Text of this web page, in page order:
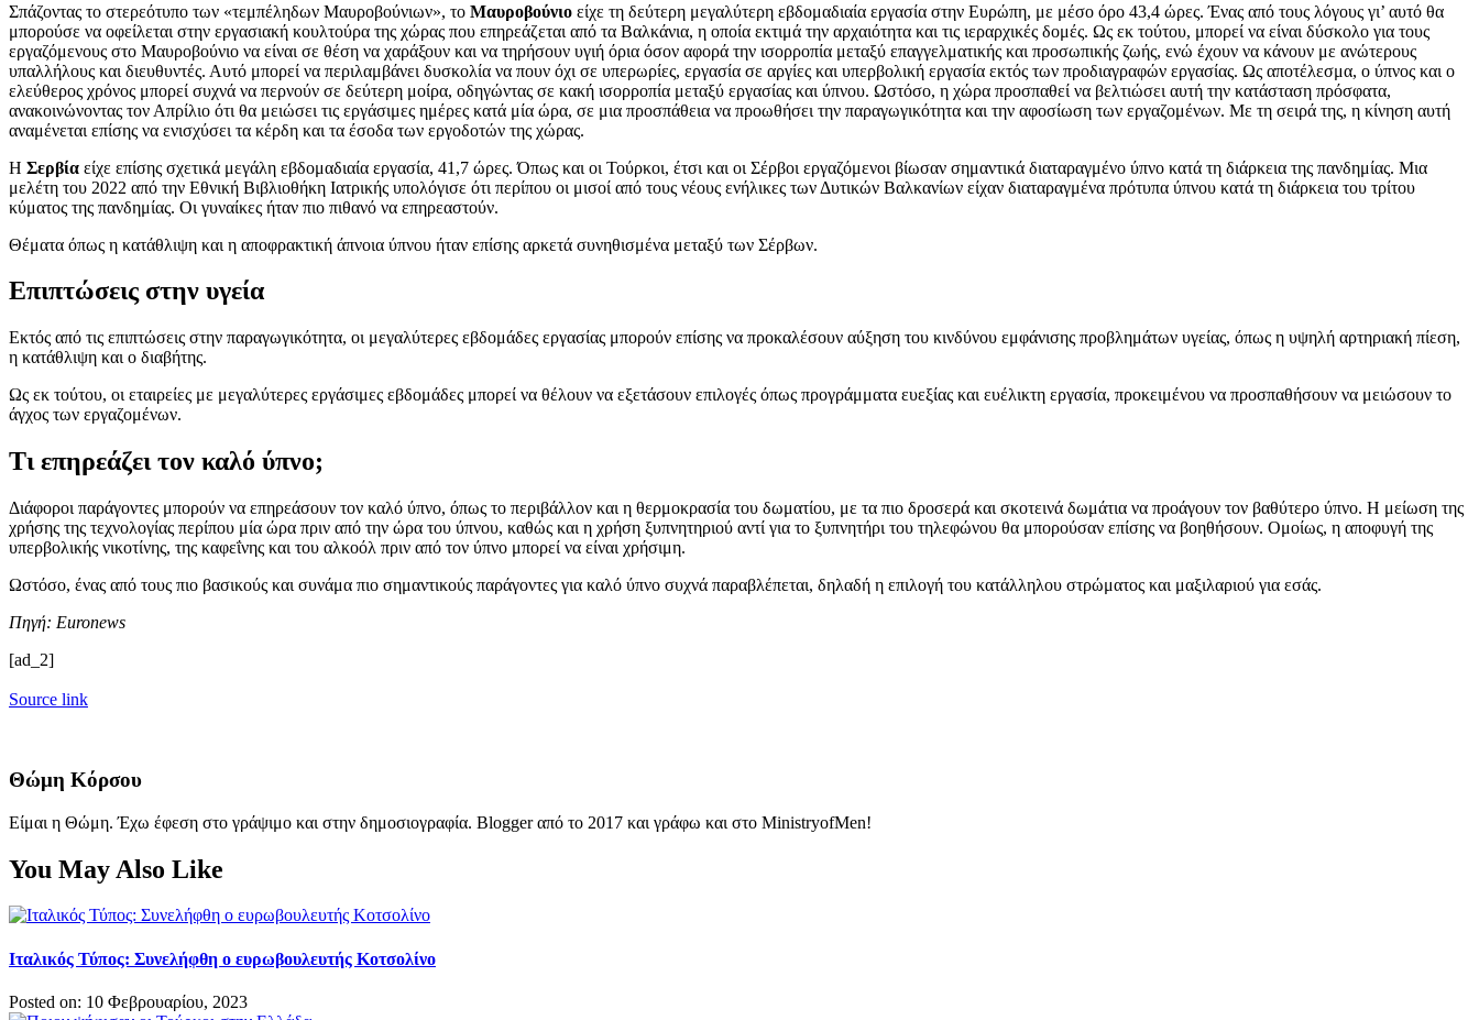
Σπάζοντας το στερεότυπο των «τεμπέληδων Μαυροβούνιων», το Μαυροβούνιο είχε τη δεύτερη μεγαλύτερη εβδομαδιαία εργασία στην Ευρώπη, με μέσο όρο 43,4 ώρες. Ένας από τους λόγους γι’ αυτό θα
μπορούσε να οφείλεται στην εργασιακή κουλτούρα της χώρας που επηρεάζεται από τα Βαλκάνια, η οποία εκτιμά την αρχαιότητα και τις ιεραρχικές δομές. Ως εκ τούτου, μπορεί να είναι δύσκολο για τους
εργαζόμενους στο Μαυροβούνιο να είναι σε θέση να χαράξουν και να τηρήσουν υγιή όρια όσον αφορά την ισορροπία μεταξύ επαγγελματικής και προσωπικής ζωής, ενώ έχουν να κάνουν με ανώτερους
υπαλλήλους και διευθυντές. Αυτό μπορεί να περιλαμβάνει δυσκολία να πουν όχι σε υπερωρίες, εργασία σε αργίες και υπερβολική εργασία εκτός των προδιαγραφών εργασίας. Ως αποτέλεσμα, ο ύπνος και ο
ελεύθερος χρόνος μπορεί συχνά να περνούν σε δεύτερη μοίρα, οδηγώντας σε κακή ισορροπία μεταξύ εργασίας και ύπνου. Ωστόσο, η χώρα προσπαθεί να βελτιώσει αυτή την κατάσταση πρόσφατα,
ανακοινώνοντας τον Απρίλιο ότι θα μειώσει τις εργάσιμες ημέρες κατά μία ώρα, σε μια προσπάθεια να προωθήσει την παραγωγικότητα και την αφοσίωση των εργαζομένων. Με τη σειρά της, η κίνηση αυτή
αναμένεται επίσης να ενισχύσει τα κέρδη και τα έσοδα των εργοδοτών της χώρας.
Η Σερβία είχε επίσης σχετικά μεγάλη εβδομαδιαία εργασία, 41,7 ώρες. Όπως και οι Τούρκοι, έτσι και οι Σέρβοι εργαζόμενοι βίωσαν σημαντικά διαταραγμένο ύπνο κατά τη διάρκεια της πανδημίας. Μια
μελέτη του 2022 από την Εθνική Βιβλιοθήκη Ιατρικής υπολόγισε ότι περίπου οι μισοί από τους νέους ενήλικες των Δυτικών Βαλκανίων είχαν διαταραγμένα πρότυπα ύπνου κατά τη διάρκεια του τρίτου
κύματος της πανδημίας. Οι γυναίκες ήταν πιο πιθανό να επηρεαστούν.
Θέματα όπως η κατάθλιψη και η αποφρακτική άπνοια ύπνου ήταν επίσης αρκετά συνηθισμένα μεταξύ των Σέρβων.
Επιπτώσεις στην υγεία
Εκτός από τις επιπτώσεις στην παραγωγικότητα, οι μεγαλύτερες εβδομάδες εργασίας μπορούν επίσης να προκαλέσουν αύξηση του κινδύνου εμφάνισης προβλημάτων υγείας, όπως η υψηλή αρτηριακή πίεση,
η κατάθλιψη και ο διαβήτης.
Ως εκ τούτου, οι εταιρείες με μεγαλύτερες εργάσιμες εβδομάδες μπορεί να θέλουν να εξετάσουν επιλογές όπως προγράμματα ευεξίας και ευέλικτη εργασία, προκειμένου να προσπαθήσουν να μειώσουν το
άγχος των εργαζομένων.
Τι επηρεάζει τον καλό ύπνο;
Διάφοροι παράγοντες μπορούν να επηρεάσουν τον καλό ύπνο, όπως το περιβάλλον και η θερμοκρασία του δωματίου, με τα πιο δροσερά και σκοτεινά δωμάτια να προάγουν τον βαθύτερο ύπνο. Η μείωση της
χρήσης της τεχνολογίας περίπου μία ώρα πριν από την ώρα του ύπνου, καθώς και η χρήση ξυπνητηριού αντί για το ξυπνητήρι του τηλεφώνου θα μπορούσαν επίσης να βοηθήσουν. Ομοίως, η αποφυγή της
υπερβολικής νικοτίνης, της καφεΐνης και του αλκοόλ πριν από τον ύπνο μπορεί να είναι χρήσιμη.
Ωστόσο, ένας από τους πιο βασικούς και συνάμα πιο σημαντικούς παράγοντες για καλό ύπνο συχνά παραβλέπεται, δηλαδή η επιλογή του κατάλληλου στρώματος και μαξιλαριού για εσάς.
Πηγή: Euronews
[ad_2]
Source link
Θώμη Κόρσου
Είμαι η Θώμη. Έχω έφεση στο γράψιμο και στην δημοσιογραφία. Blogger από το 2017 και γράφω και στο MinistryofMen!
You May Also Like
Ιταλικός Τύπος: Συνελήφθη ο ευρωβουλευτής Κοτσολίνο
Posted on: 10 Φεβρουαρίου, 2023